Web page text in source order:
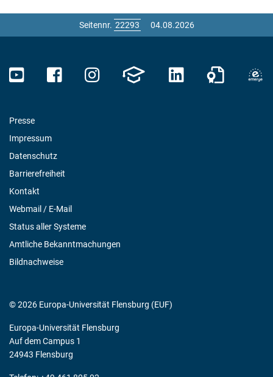
Seitennr. 04.08.2026
Presse
Impressum
Datenschutz
Barrierefreiheit
Kontakt
Webmail / E-Mail
Status aller Systeme
Amtliche Bekanntmachungen
Bildnachweise
© 2026 Europa-Universität Flensburg (EUF)
Europa-Universität Flensburg
Auf dem Campus 1
24943 Flensburg